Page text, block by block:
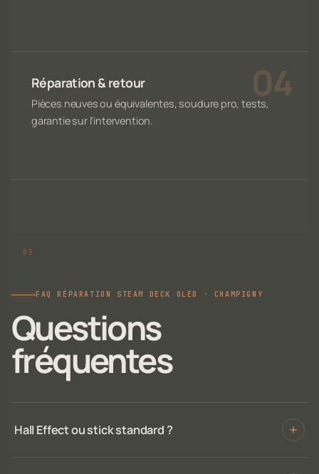
Réparation & retour
Pièces neuves ou équivalentes, soudure pro, tests,
garantie sur l'intervention.
FAQ RÉPARATION STEAM DECK OLED · CHAMPIGNY
Questions
fréquentes
Hall Effect ou stick standard ?